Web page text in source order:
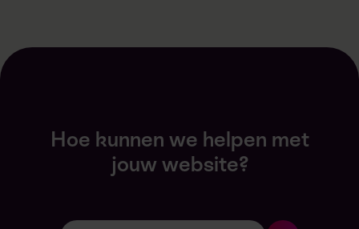
Hoe kunnen we helpen met
jouw website?